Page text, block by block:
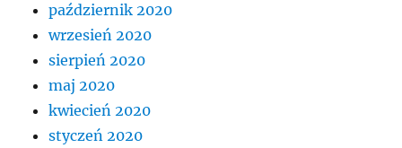
październik 2020
wrzesień 2020
sierpień 2020
maj 2020
kwiecień 2020
styczeń 2020